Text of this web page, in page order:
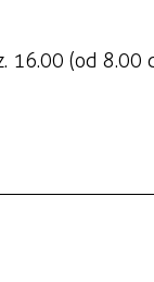
16.00 (od 8.00